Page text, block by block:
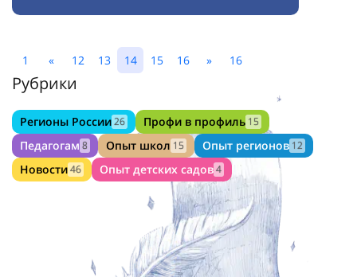
1 « 12 13 14 15 16 » 16
Рубрики
Регионы России26 Профи в профиль 15
Педагогам 8 Опыт школ 15 Опыт регионов 12
Новости46 Опыт детских садов4